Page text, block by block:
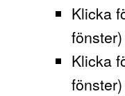
Klicka
fönster)
Klicka
fönster)